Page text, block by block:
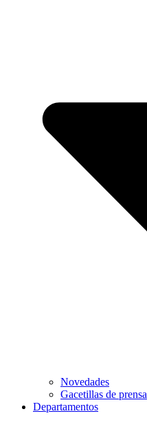
Novedades
Gacetillas de prensa
Departamentos